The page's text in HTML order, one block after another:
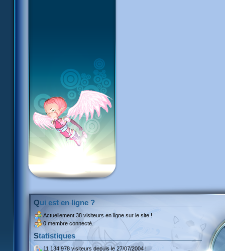
Qui est en ligne ?
Actuellement 38 visiteurs en ligne sur le site !
0 membre connecté.
Statistiques
11 134 978 visiteursdepuis le 27/07/2004 !